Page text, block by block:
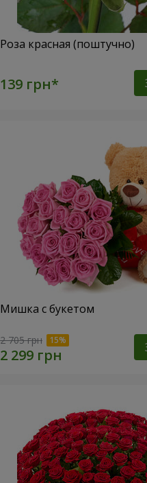
Роза красная (поштучно)
Мишка с букетом
2 705 грн